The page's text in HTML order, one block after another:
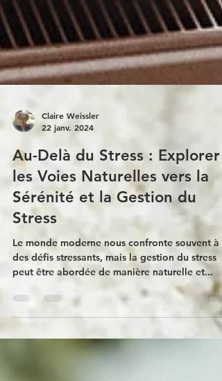
Claire Weissler
22 janv. 2024
Au-Delà du Stress : Explorer
les Voies Naturelles vers la
Sérénité et la Gestion du
Stress
Le monde moderne nous confronte souvent à
des défis stressants, mais la gestion du stress
peut être abordée de manière naturelle et...